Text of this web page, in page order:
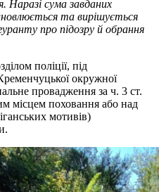
Наразі сума завданих
та вирішується
про підозру й обрання
поліції, під
окружної
провадження за ч. 3 ст.
місцем поховання або над
мотивів)